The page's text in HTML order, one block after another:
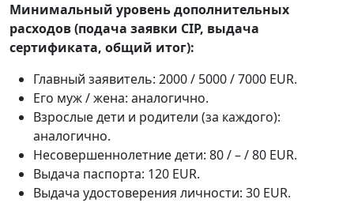
Минимальный уровень дополнительных
расходов (подача заявки CIP, выдача
сертификата, общий итог):
Главный заявитель: 2000 / 5000 / 7000 EUR.
Его муж / жена: аналогично.
Взрослые дети и родители (за каждого):
аналогично.
Несовершеннолетние дети: 80 / – / 80 EUR.
Выдача паспорта: 120 EUR.
Выдача удостоверения личности: 30 EUR.